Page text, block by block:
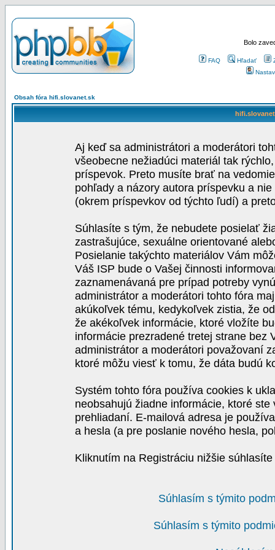
Bolo
FAQ Hľadať
Obsah fóra hifi.slovanet.sk
Aj keď sa administrátori a moderátori
všeobecne nežiadúci materiál tak
príspevok. Preto musíte brať na
pohľady a názory autora príspevku a
(okrem príspevkov od týchto ľudí) a
Súhlasíte s tým, že nebudete posielať
zastrašujúce, sexuálne orientované
Posielanie takýchto materiálov Vám
Váš ISP bude o Vašej činnosti
zaznamenávaná pre prípad potreby
administrátor a moderátori tohto fóra
akúkoľvek tému, kedykoľvek zistia, že
že akékoľvek informácie, ktoré vložíte
informácie prezradené tretej strane bez
administrátor a moderátori považovaní
ktoré môžu viesť k tomu, že dáta budú
Systém tohto fóra používa cookies k
neobsahujú žiadne informácie, ktoré
prehliadaní. E-mailová adresa je
a hesla (a pre poslanie nového hesla,
Kliknutím na Registráciu nižšie
Súhlasím s týmito
Súhlasím s týmito